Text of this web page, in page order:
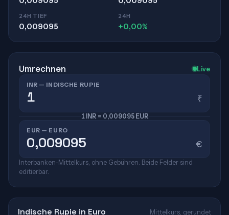
24H TIEF
0,009095
24H
+0,00%
Umrechnen Live
INR — INDISCHE RUPIE
₹
1 INR = 0,009095 EUR
EUR — EURO
€
Interbanken-Mittelkurs, ohne Gebühren. Beide Felder sind
editierbar.
Indische Rupie in Euro Mittelkurs, gerundet